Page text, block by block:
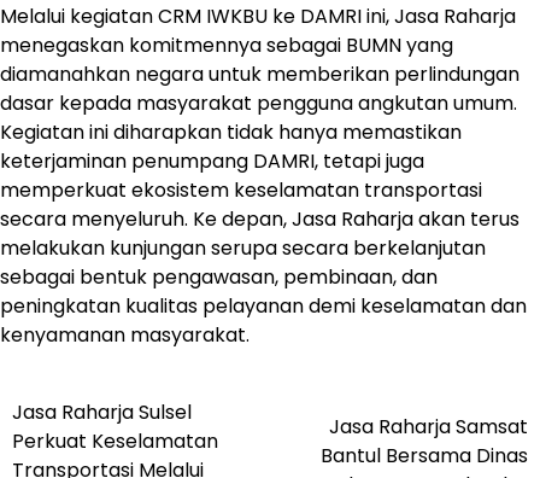
Melalui kegiatan CRM IWKBU ke DAMRI ini, Jasa Raharja
menegaskan komitmennya sebagai BUMN yang
diamanahkan negara untuk memberikan perlindungan
dasar kepada masyarakat pengguna angkutan umum.
Kegiatan ini diharapkan tidak hanya memastikan
keterjaminan penumpang DAMRI, tetapi juga
memperkuat ekosistem keselamatan transportasi
secara menyeluruh. Ke depan, Jasa Raharja akan terus
melakukan kunjungan serupa secara berkelanjutan
sebagai bentuk pengawasan, pembinaan, dan
peningkatan kualitas pelayanan demi keselamatan dan
kenyamanan masyarakat.
Post
navigation
Jasa Raharja Sulsel
Perkuat Keselamatan
Transportasi Melalui
Jasa Raharja Samsat
Bantul Bersama Dinas